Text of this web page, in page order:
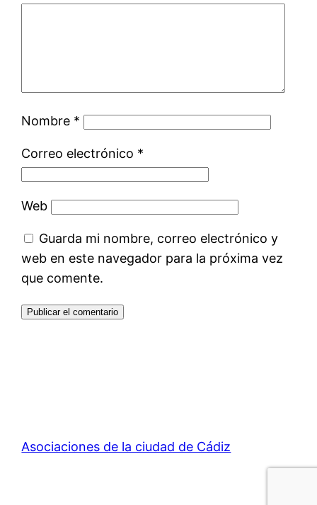
Nombre *
Correo electrónico *
Web
Guarda mi nombre, correo electrónico y
web en este navegador para la próxima vez
que comente.
Asociaciones de la ciudad de Cádiz